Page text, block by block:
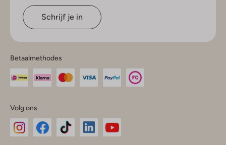
Schrijf je in
Betaalmethodes
Volg ons